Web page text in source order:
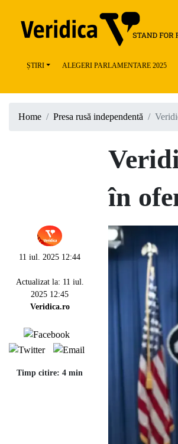
ȘTIRI ALEGERI PARLAMENTARE 2025
Home Presa rusă independentă
în
11 iul. 2025 12:44
Actualizat la: 11 iul.
2025 12:45
Veridica.ro
Timp citire: 4 min